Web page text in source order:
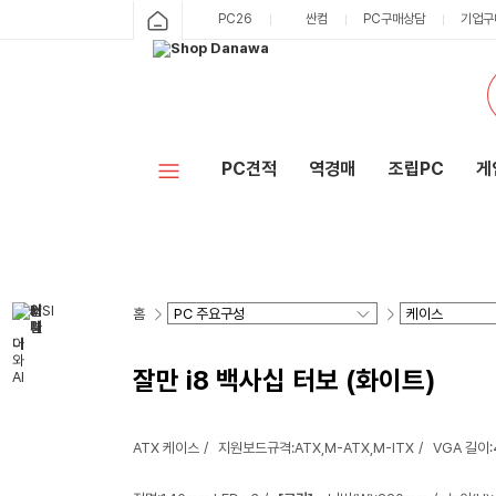
PC26 싼컴 PC구매상담 기업
PC견적 역경매 조립PC 게
홈
잘만 i8 백사십 터보 (화이트)
ATX 케이스 지원보드규격:ATX,M-ATX,M-ITX VGA 길